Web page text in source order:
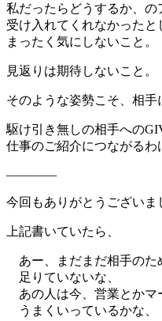
私だったらどうするか、の
受け入れてくれなかったと
まったく気にしないこと。
見返りは期待しないこと。
そのような姿勢こそ、相手
駆け引き無しの相手への
仕事のご紹介につながるわ
————
今回もありがとうございま
上記書いていたら、
あー、まだまだ相手のた
足りていないな、
あの人は今、営業とかマ
うまくいっているかな、